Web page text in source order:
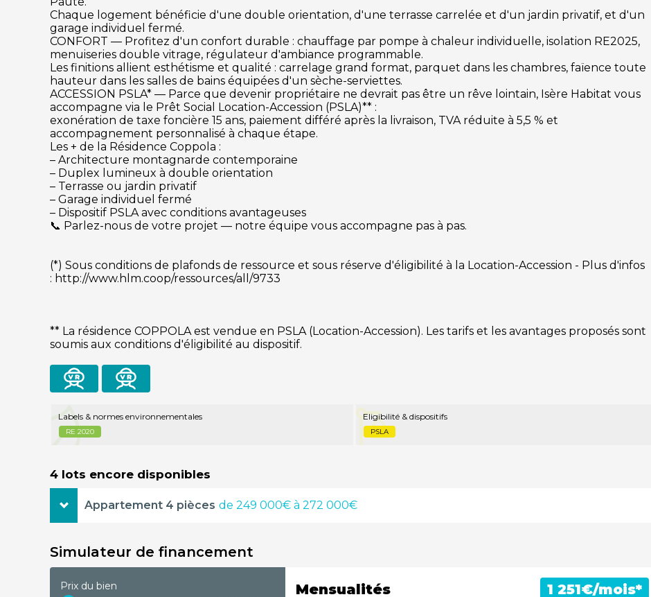
Chaque logement bénéficie d'une double orientation, d'une terrasse carrelée et d'un jardin privatif, et d'un
garage individuel fermé.
CONFORT — Profitez d'un confort durable : chauffage par pompe à chaleur individuelle, isolation RE2025,
menuiseries double vitrage, régulateur d'ambiance programmable.
Les finitions allient esthétisme et qualité : carrelage grand format, parquet dans les chambres, faïence toute
hauteur dans les salles de bains équipées d'un sèche-serviettes.
ACCESSION PSLA* — Parce que devenir propriétaire ne devrait pas être un rêve lointain, Isère Habitat vous
accompagne via le Prêt Social Location-Accession (PSLA)** :
exonération de taxe foncière 15 ans, paiement différé après la livraison, TVA réduite à 5,5 % et
accompagnement personnalisé à chaque étape.
Les + de la Résidence Coppola :
– Architecture montagnarde contemporaine
– Duplex lumineux à double orientation
– Terrasse ou jardin privatif
– Garage individuel fermé
– Dispositif PSLA avec conditions avantageuses
📞 Parlez-nous de votre projet — notre équipe vous accompagne pas à pas.
(*) Sous conditions de plafonds de ressource et sous réserve d'éligibilité à la Location-Accession - Plus d'infos
: http://www.hlm.coop/ressources/all/9733
** La résidence COPPOLA est vendue en PSLA (Location-Accession). Les tarifs et les avantages proposés sont
soumis aux conditions d'éligibilité au dispositif.
virtuelle
Labels & normes environnementales
RE 2020
Eligibilité & dispositifs
PSLA
4 lots encore disponibles
Appartement 4 pièces de 249 000€ à 272 000€
étage
jardin
terrasse
Simulateur de financement
Prix du bien
Mensualités €/mois*